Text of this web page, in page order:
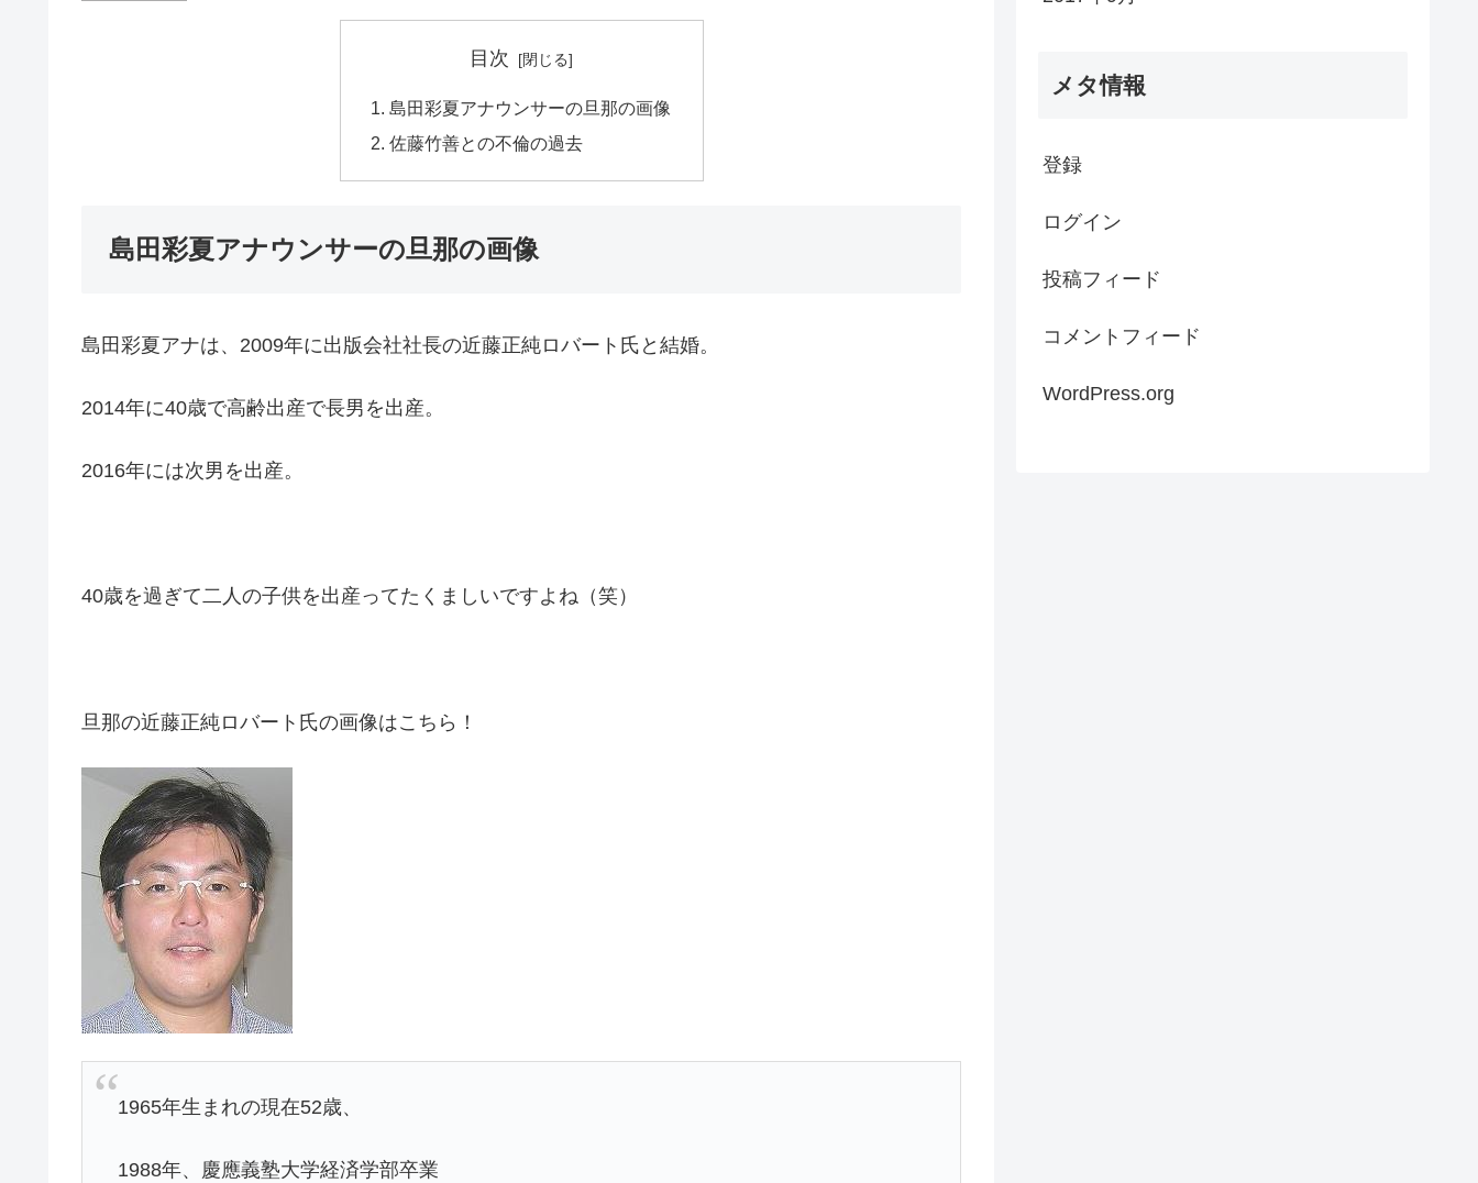
目次
島田彩夏アナウンサーの旦那の画像
佐藤竹善との不倫の過去
島田彩夏アナウンサーの旦那の画像
島田彩夏アナは、2009年に出版会社社長の近藤正純ロバート氏と結婚。
2014年に40歳で高齢出産で長男を出産。
2016年には次男を出産。
40歳を過ぎて二人の子供を出産ってたくましいですよね（笑）
旦那の近藤正純ロバート氏の画像はこちら！
1965年生まれの現在52歳、
1988年、慶應義塾大学経済学部卒業
メタ情報
登録
ログイン
投稿フィード
コメントフィード
WordPress.org